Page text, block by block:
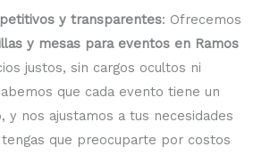
y transparentes: Ofrecemos
y mesas para eventos en Ramos
justos, sin cargos ocultos ni
que cada evento tiene un
y nos ajustamos a tus necesidades
que preocuparte por costos